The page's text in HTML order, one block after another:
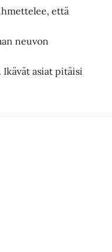
että
neuvon
Ikävät asiat pitäisi